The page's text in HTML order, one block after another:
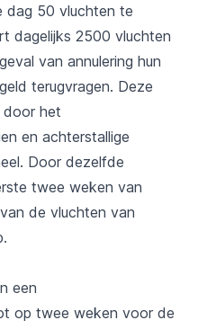
dag 50 vluchten te
dagelijks 2500 vluchten
van annulering hun
terugvragen. Deze
door het
en achterstallige
Door dezelfde
twee weken van
de vluchten van
een
op twee weken voor de